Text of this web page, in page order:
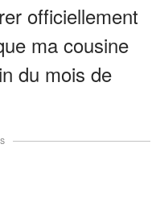
officiellement
ma cousine
du mois de